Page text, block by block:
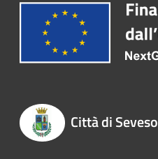
Città di Seveso